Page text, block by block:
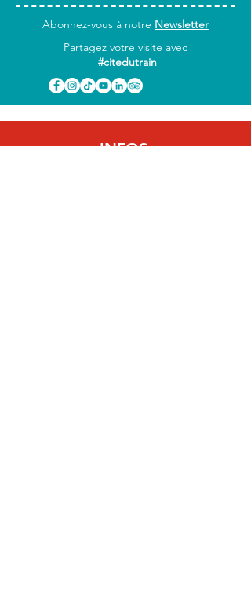
Abonnez-vous à notre Newsletter
Partagez votre visite avec
#citedutrain
INFOS